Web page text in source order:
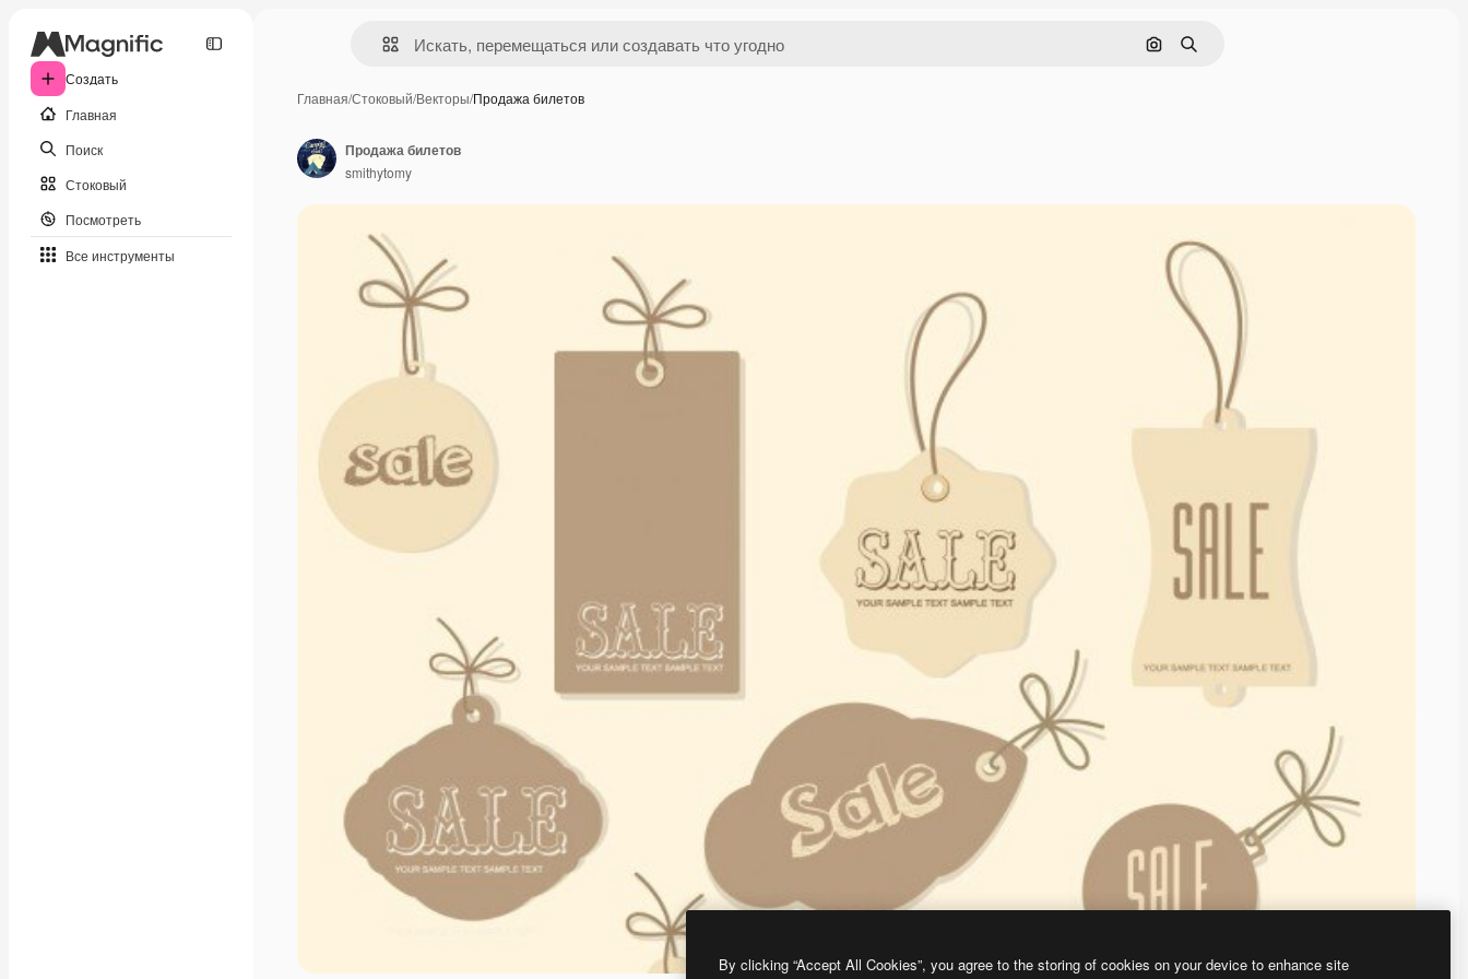
Создать
Главная
Поиск
Стоковый
Посмотреть
Все инструменты
Поиск по изображению
Поиск
Главная/Стоковый/Векторы/Продажа билетов
Продажа билетов
smithytomy
By clicking “Accept All Cookies”, you agree to the storing of cookies on your device to enhance site